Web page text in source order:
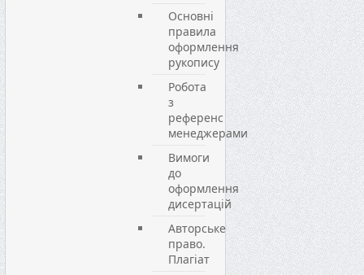
Основні
правила
оформлення
рукопису
Робота
з
референс
менеджерами
Вимоги
до
оформлення
дисертацій
Авторське
право.
Плагіат